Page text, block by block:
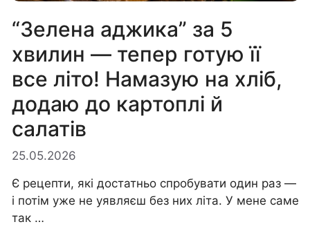
“Зелена аджика” за 5
хвилин — тепер готую її
все літо! Намазую на хліб,
додаю до картоплі й
салатів
25.05.2026
Є рецепти, які достатньо спробувати один раз —
і потім уже не уявляєш без них літа. У мене саме
так …